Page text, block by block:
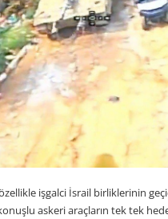
özellikle işgalci İsrail birliklerinin
askeri araçların tek tek